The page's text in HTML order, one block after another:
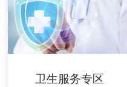
卫生服务专区